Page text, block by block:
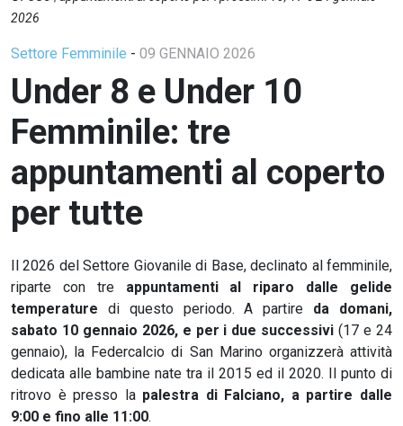
2026
Settore Femminile - 09 GENNAIO 2026
Under 8 e Under 10
Femminile: tre
appuntamenti al coperto
per tutte
Il 2026 del Settore Giovanile di Base, declinato al femminile,
riparte con tre appuntamenti al riparo dalle gelide
temperature di questo periodo. A partire da domani,
sabato 10 gennaio 2026, e per i due successivi(17 e 24
gennaio), la Federcalcio di San Marino organizzerà attività
dedicata alle bambine nate tra il 2015 ed il 2020. Il punto di
ritrovo è presso la palestra di Falciano, a partire dalle
9:00 e fino alle 11:00.